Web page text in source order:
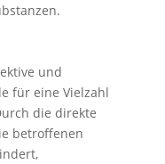
und
für eine Vielzahl
die direkte
betroffenen